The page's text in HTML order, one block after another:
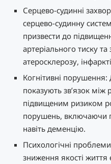
Серцево-судинні
серцево-судинну
призвести до
артеріального тиску
атеросклерозу,
Когнітивні порушення:
показують зв’язок між
підвищеним ризиком
порушень, включаючи
навіть деменцію.
Психологічні
зниження якості